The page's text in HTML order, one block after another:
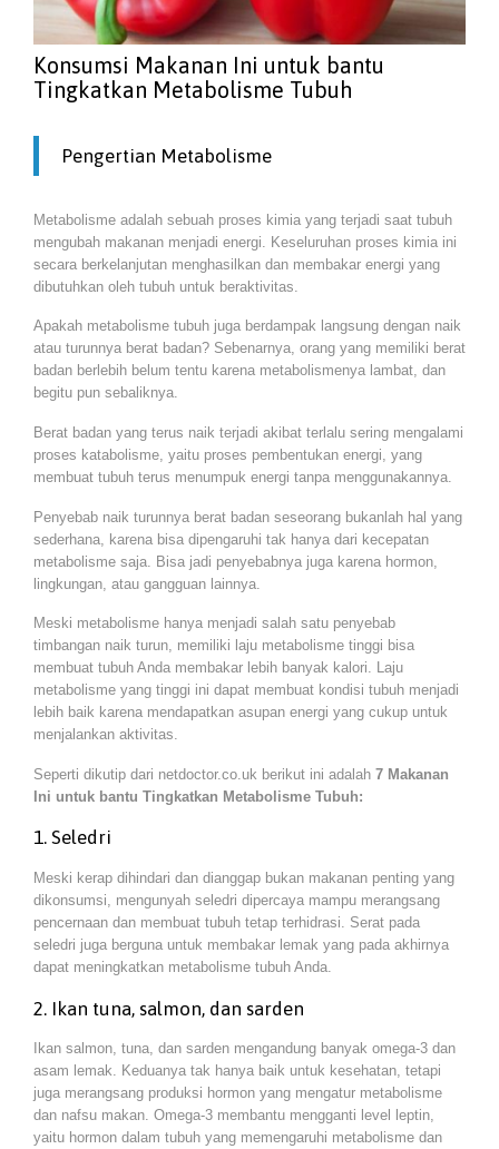
Konsumsi Makanan Ini untuk bantu
Tingkatkan Metabolisme Tubuh
Pengertian Metabolisme
Metabolisme adalah sebuah proses kimia yang terjadi saat tubuh
mengubah makanan menjadi energi. Keseluruhan proses kimia ini
secara berkelanjutan menghasilkan dan membakar energi yang
dibutuhkan oleh tubuh untuk beraktivitas.
Apakah metabolisme tubuh juga berdampak langsung dengan naik
atau turunnya berat badan? Sebenarnya, orang yang memiliki berat
badan berlebih belum tentu karena metabolismenya lambat, dan
begitu pun sebaliknya.
Berat badan yang terus naik terjadi akibat terlalu sering mengalami
proses katabolisme, yaitu proses pembentukan energi, yang
membuat tubuh terus menumpuk energi tanpa menggunakannya.
Penyebab naik turunnya berat badan seseorang bukanlah hal yang
sederhana, karena bisa dipengaruhi tak hanya dari kecepatan
metabolisme saja. Bisa jadi penyebabnya juga karena hormon,
lingkungan, atau gangguan lainnya.
Meski metabolisme hanya menjadi salah satu penyebab
timbangan naik turun, memiliki laju metabolisme tinggi bisa
membuat tubuh Anda membakar lebih banyak kalori. Laju
metabolisme yang tinggi ini dapat membuat kondisi tubuh menjadi
lebih baik karena mendapatkan asupan energi yang cukup untuk
menjalankan aktivitas.
Seperti dikutip dari netdoctor.co.uk berikut ini adalah 7 Makanan
Ini untuk bantu Tingkatkan Metabolisme Tubuh:
1. Seledri
Meski kerap dihindari dan dianggap bukan makanan penting yang
dikonsumsi, mengunyah seledri dipercaya mampu merangsang
pencernaan dan membuat tubuh tetap terhidrasi. Serat pada
seledri juga berguna untuk membakar lemak yang pada akhirnya
dapat meningkatkan metabolisme tubuh Anda.
2. Ikan tuna, salmon, dan sarden
Ikan salmon, tuna, dan sarden mengandung banyak omega-3 dan
asam lemak. Keduanya tak hanya baik untuk kesehatan, tetapi
juga merangsang produksi hormon yang mengatur metabolisme
dan nafsu makan. Omega-3 membantu mengganti level leptin,
yaitu hormon dalam tubuh yang memengaruhi metabolisme dan